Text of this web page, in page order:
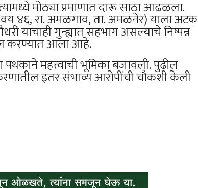
मोठ्या प्रमाणात दारू साठा आढळला.
४६, रा. अमळगाव, ता. अमळनेर) याला अटक
याचाही गुन्ह्यात सहभाग असल्याचे निष्पन्न
करण्यात आला आहे.
पथकाने महत्त्वाची भूमिका बजावली. पुढील
इतर संभाव्य आरोपींची चौकशी केली